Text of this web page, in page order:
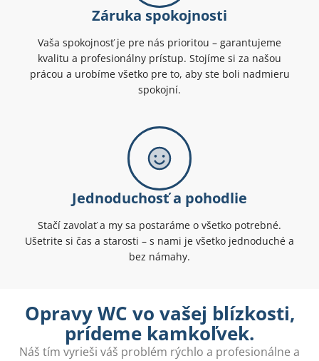
Záruka spokojnosti
Vaša spokojnosť je pre nás prioritou – garantujeme
kvalitu a profesionálny prístup. Stojíme si za našou
prácou a urobíme všetko pre to, aby ste boli nadmieru
spokojní.
Jednoduchosť a pohodlie
Stačí zavolať a my sa postaráme o všetko potrebné.
Ušetrite si čas a starosti – s nami je všetko jednoduché a
bez námahy.
Opravy WC vo vašej blízkosti,
prídeme kamkoľvek.
Náš tím vyrieši váš problém rýchlo a profesionálne a